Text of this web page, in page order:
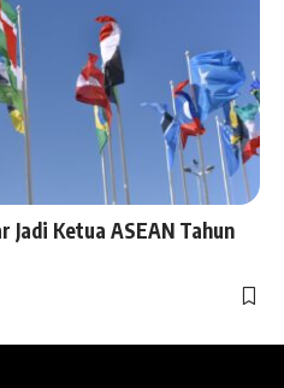
Ketua ASEAN Tahun